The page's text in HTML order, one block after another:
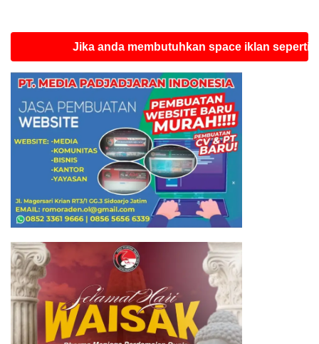
Jika anda membutuhkan space iklan seperti ini